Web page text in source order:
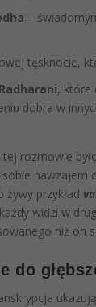
–
tęsknocie,
, które
dobra w
tej rozmowie
nawzajem
żywy przykład
widzi w
niż on
do